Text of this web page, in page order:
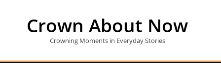
Crown About Now
Crowning Moments in Everyday Stories